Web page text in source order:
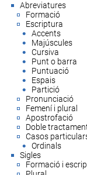
Abreviatures
Formació
Escriptura
Accents
Majúscules
Cursiva
Punt o barra
Puntuació
Espais
Partició
Pronunciació
Femení i plural
Apostrofació
Doble
Casos
Ordinals
Sigles
Formació i